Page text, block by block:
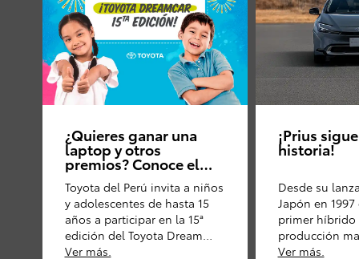
¿Quieres ganar una
laptop y otros
premios? Conoce el
concurso de dibujo
que promueve Toyota
del Perú
Toyota del Perú invita a niños
y adolescentes de hasta 15
años a participar en la 15ª
edición del Toyota Dream
Car, un concurso que premia
Ver más.
¡Prius
historia!
Desde su
Japón en
primer híbrido
producción
Prius ha sido
Ver más.